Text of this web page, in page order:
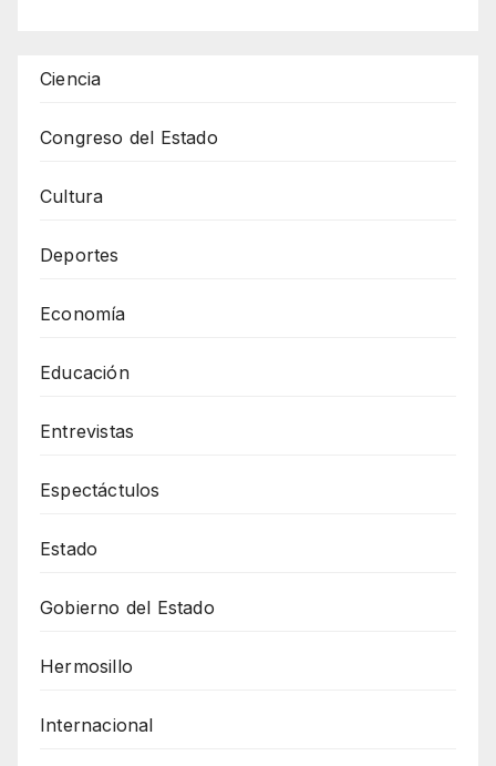
Ciencia
Congreso del Estado
Cultura
Deportes
Economía
Educación
Entrevistas
Espectáctulos
Estado
Gobierno del Estado
Hermosillo
Internacional